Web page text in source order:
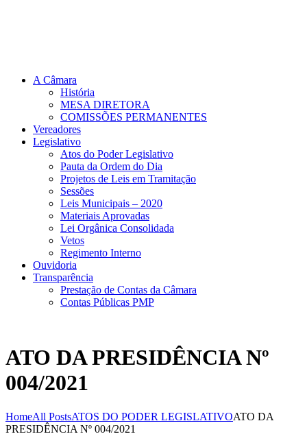
A Câmara
História
MESA DIRETORA
COMISSÕES PERMANENTES
Vereadores
Legislativo
Atos do Poder Legislativo
Pauta da Ordem do Dia
Projetos de Leis em Tramitação
Sessões
Leis Municipais – 2020
Materiais Aprovadas
Lei Orgânica Consolidada
Vetos
Regimento Interno
Ouvidoria
Transparência
Prestação de Contas da Câmara
Contas Públicas PMP
ATO DA PRESIDÊNCIA Nº
004/2021
HomeAll PostsATOS DO PODER LEGISLATIVOATO DA
PRESIDÊNCIA Nº 004/2021